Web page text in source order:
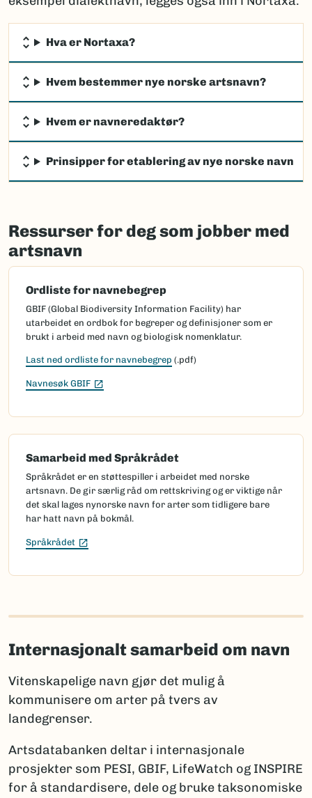
Hva er Nortaxa?
Hvem bestemmer nye norske artsnavn?
Hvem er navneredaktør?
Prinsipper for etablering av nye norske navn
Ressurser for deg som jobber med
artsnavn
Ordliste for navnebegrep
GBIF (Global Biodiversity Information Facility) har
utarbeidet en ordbok for begreper og definisjoner som er
brukt i arbeid med navn og biologisk nomenklatur.
Last ned ordliste for navnebegrep (.pdf)
Navnesøk GBIF (Ekstern lenke)
Samarbeid med Språkrådet
Språkrådet er en støttespiller i arbeidet med norske
artsnavn. De gir særlig råd om rettskriving og er viktige når
det skal lages nynorske navn for arter som tidligere bare
har hatt navn på bokmål.
Språkrådet (Ekstern lenke)
Internasjonalt samarbeid om navn
Vitenskapelige navn gjør det mulig å
kommunisere om arter på tvers av
landegrenser.
Artsdatabanken deltar i internasjonale
prosjekter som PESI, GBIF, LifeWatch og INSPIRE
for å standardisere, dele og bruke taksonomiske